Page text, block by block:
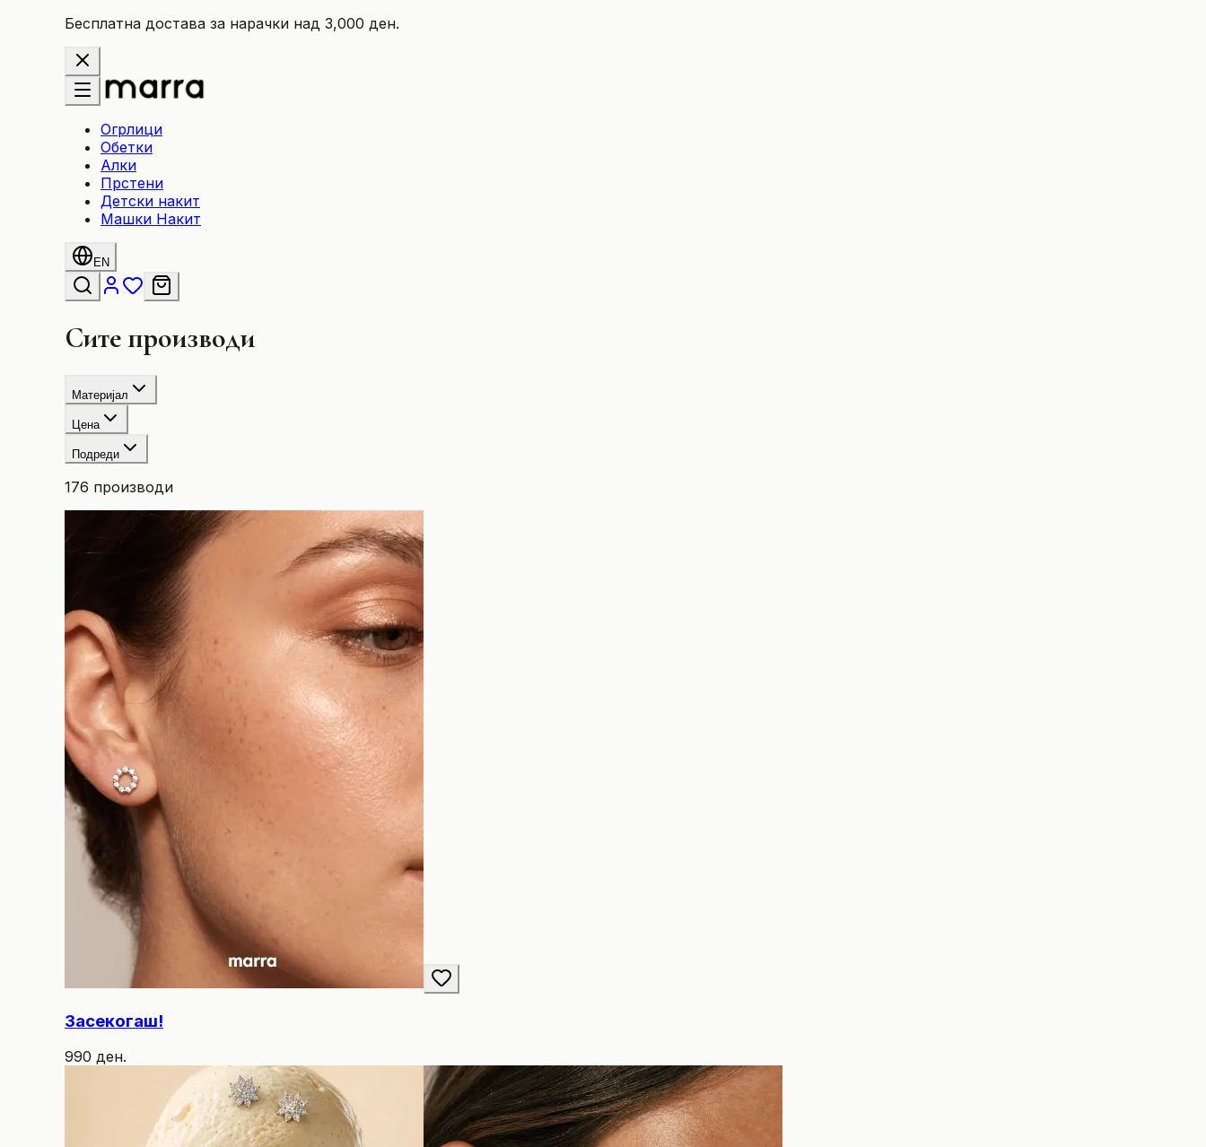
Бесплатна достава за нарачки над 3,000 ден.
Огрлици
Обетки
Алки
Прстени
Детски накит
Машки Накит
EN
Сите производи
Материјал
Цена
Подреди
176 производи
Засекогаш!
990 ден.